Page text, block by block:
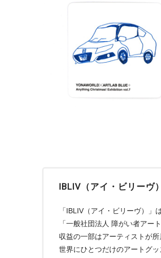
IBLIV（アイ・ビリーヴ
「IBLIV（アイ・ビリーヴ）」
「一般社団法人 障がい者ア
収益の一部はアーティストが
世界にひとつだけのアートグ